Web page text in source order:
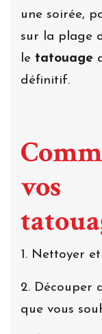
une soirée,
sur la plage
le tatouage
définitif.
vos
1. Nettoyer
2. Découper
que vous